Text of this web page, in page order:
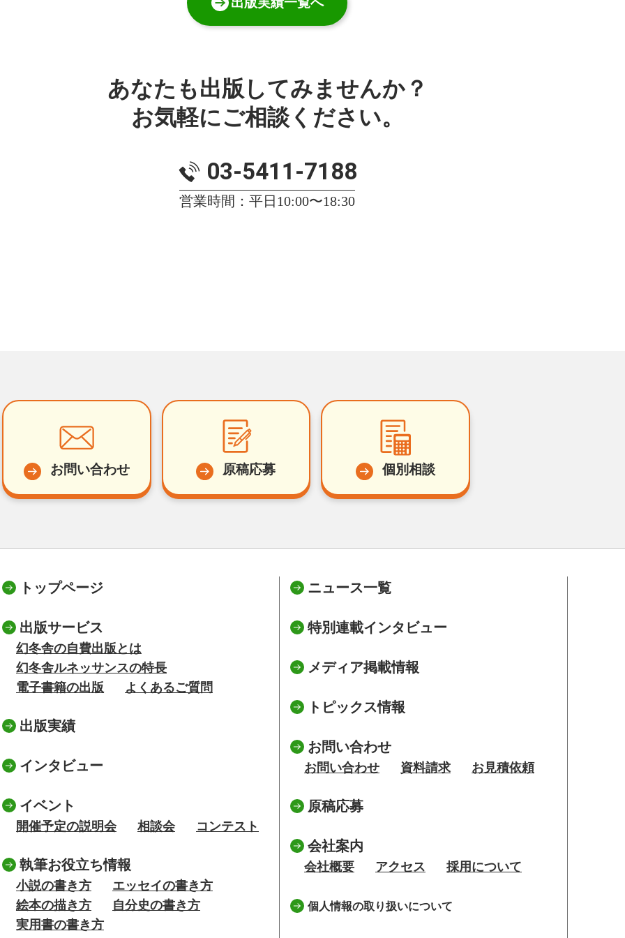
あなたも出版してみませんか？
お気軽にご相談ください。
03-5411-7188
営業時間：平日10:00〜18:30
お問い合わせ 原稿応募 個別相談
トップページ
出版サービス
幻冬舎の自費出版とは
幻冬舎ルネッサンスの特長
電子書籍の出版
よくあるご質問
出版実績
インタビュー
イベント
開催予定の説明会 相談会 コンテスト
執筆お役立ち情報
小説の書き方
エッセイの書き方
絵本の描き方
自分史の書き方
実用書の書き方
ニュース一覧
特別連載インタビュー
メディア掲載情報
トピックス情報
お問い合わせ
お問い合わせ 資料請求 お見積依頼
原稿応募
会社案内
会社概要 アクセス 採用について
個人情報の取り扱いについて